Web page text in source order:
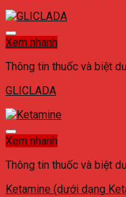
Xem nhanh
Thông tin thuốc và biệt
GLICLADA
Xem nhanh
Thông tin thuốc và biệt
Ketamine (dưới dạng